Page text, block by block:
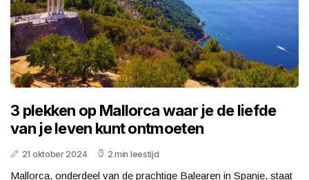
3 plekken op Mallorca waar je de liefde
van je leven kunt ontmoeten
21 oktober 2024 2 min leestijd
Mallorca, onderdeel van de prachtige Balearen in Spanje, staat